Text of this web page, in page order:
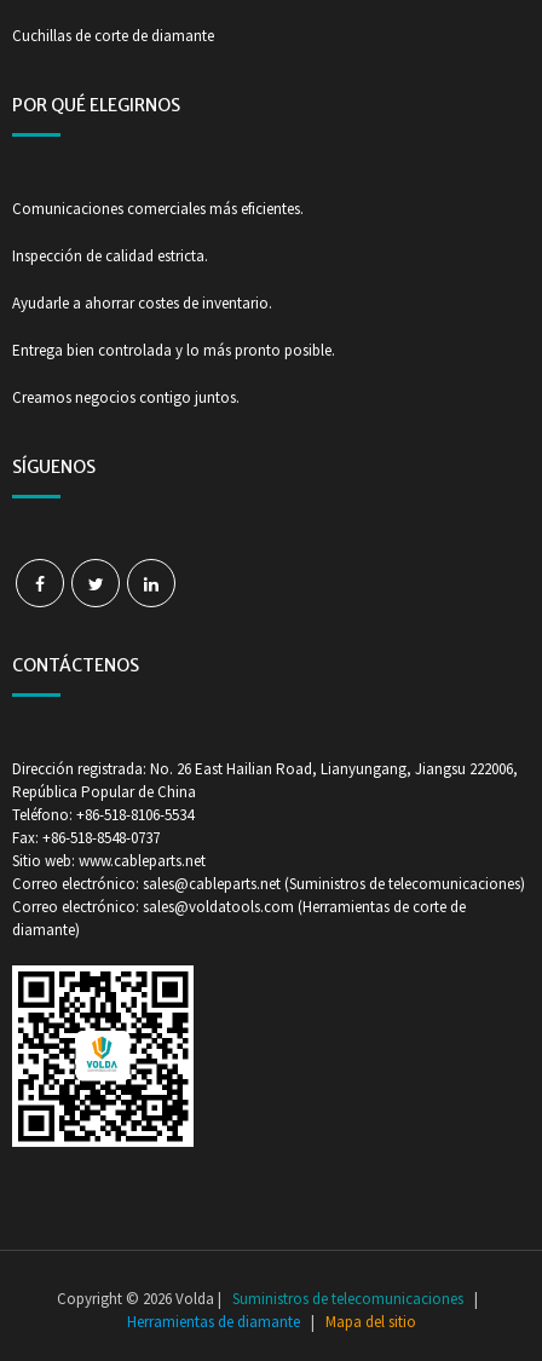
Cuchillas de corte de diamante
POR QUÉ ELEGIRNOS
Comunicaciones comerciales más eficientes.
Inspección de calidad estricta.
Ayudarle a ahorrar costes de inventario.
Entrega bien controlada y lo más pronto posible.
Creamos negocios contigo juntos.
SÍGUENOS
CONTÁCTENOS
Dirección registrada: No. 26 East Hailian Road, Lianyungang, Jiangsu 222006,
República Popular de China
Teléfono: +86-518-8106-5534
Fax: +86-518-8548-0737
Sitio web: www.cableparts.net
Correo electrónico: sales@cableparts.net (Suministros de telecomunicaciones)
Correo electrónico: sales@voldatools.com (Herramientas de corte de
diamante)
Copyright © 2026 Volda | Suministros de telecomunicaciones |
Herramientas de diamante| Mapa del sitio